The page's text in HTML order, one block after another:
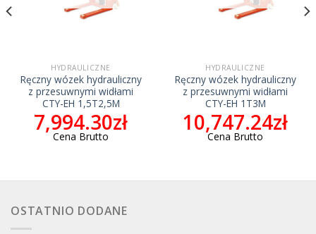
HYDRAULICZNE
Ręczny wózek hydrauliczny
z przesuwnymi widłami
CTY-EH 1,5T2,5M
7,994.30zł
Cena Brutto
HYDRAULICZNE
Ręczny wózek hydrauliczny
z przesuwnymi widłami
CTY-EH 1T3M
10,747.24zł
Cena Brutto
OSTATNIO DODANE